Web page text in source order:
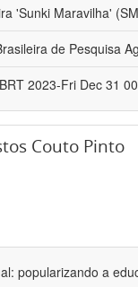
'Sunki Maravilha'
de Pesquisa
2023-Fri Dec 31
Couto Pinto
popularizando a